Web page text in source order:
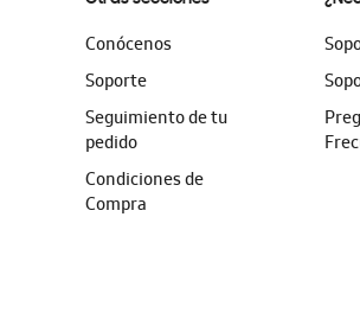
Conócenos
Soporte
Seguimiento de tu
pedido
Condiciones de
Compra